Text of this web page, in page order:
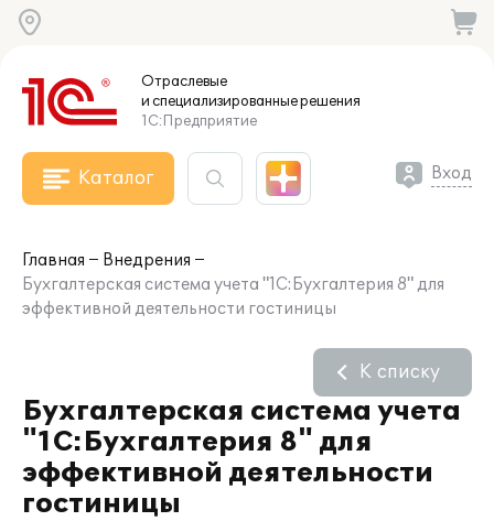
Отраслевые
и специализированныерешения
1С:Предприятие
Каталог Вход
Главная
Внедрения
Бухгалтерская система учета "1С:Бухгалтерия 8" для
эффективной деятельности гостиницы
Бухгалтерская система учета
"1С:Бухгалтерия 8" для
эффективной деятельности
гостиницы
К списку